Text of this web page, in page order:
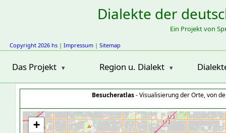
Dialekte der
Ein Projekt von
Copyright 2026 hs | Impressum | Sitemap
Das Projekt Region u. Dialekt
Besucheratlas- Visualisierung der Orte, von
+